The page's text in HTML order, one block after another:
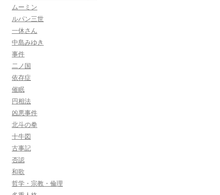
ムーミン
ルパン三世
一休さん
中島みゆき
事件
二ノ国
依存症
催眠
円相法
凶悪事件
北斗の拳
十牛図
古事記
否認
和歌
哲学・宗教・倫理